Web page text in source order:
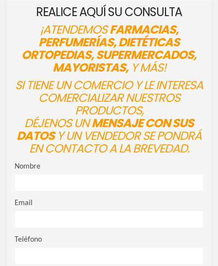
REALICE AQUÍ SU CONSULTA
¡ATENDEMOSFARMACIAS,
PERFUMERÍAS, DIETÉTICAS
ORTOPEDIAS, SUPERMERCADOS,
MAYORISTAS,Y MÁS!
SI TIENE UN COMERCIO Y LE INTERESA
COMERCIALIZAR NUESTROS
PRODUCTOS,
DÉJENOS UNMENSAJE CON SUS
DATOSY UN VENDEDOR SE PONDRÁ
EN CONTACTO A LA BREVEDAD.
Nombre
Email
Teléfono